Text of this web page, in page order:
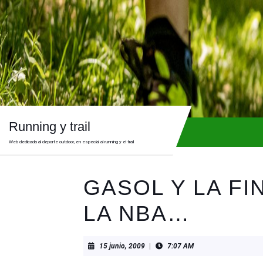
Skip
to
content
Running y trail
Web dedicada al deporte outdoor, en especial al running y el trail
GASOL Y LA
LA NBA…
15 junio, 200915
7:07 AM